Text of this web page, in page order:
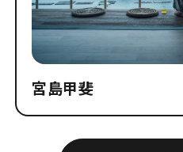
宮島甲斐